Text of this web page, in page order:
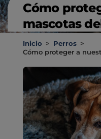
Cómo
mascotas
Inicio > Perros >
Cómo proteger a